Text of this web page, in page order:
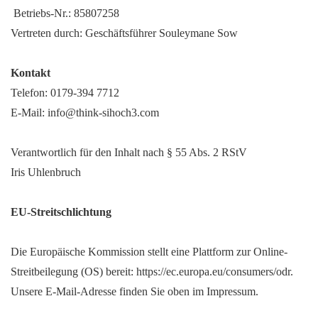
Betriebs-Nr.: 85807258
Vertreten durch: Geschäftsführer Souleymane Sow
Kontakt
Telefon: 0179-394 7712
E-Mail: info@think-sihoch3.com
Verantwortlich für den Inhalt nach § 55 Abs. 2 RStV
Iris Uhlenbruch
EU-Streitschlichtung
Die Europäische Kommission stellt eine Plattform zur Online-
Streitbeilegung (OS) bereit: https://ec.europa.eu/consumers/odr.
Unsere E-Mail-Adresse finden Sie oben im Impressum.